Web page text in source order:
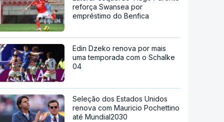
reforça Swansea por
empréstimo do Benfica
Edin Dzeko renova por mais
uma temporada com o Schalke
04
Seleção dos Estados Unidos
renova com Mauricio Pochettino
até Mundial2030